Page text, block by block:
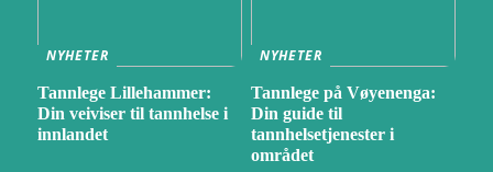
NYHETER
Tannlege Lillehammer:
Din veiviser til tannhelse i
innlandet
NYHETER
Tannlege på Vøyenenga:
Din guide til
tannhelsetjenester i
området